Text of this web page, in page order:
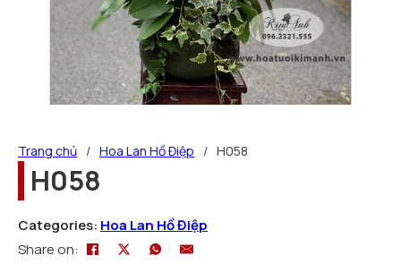
Trang chủ / Hoa Lan Hồ Điệp / H058
H058
Categories: Hoa Lan Hồ Điệp
Share on: